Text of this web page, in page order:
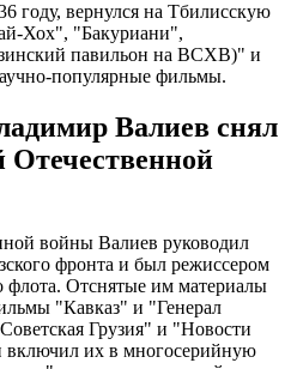
году, вернулся на Тбилисскую
Хох", "Бакуриани",
павильон на ВСХВ)" и
популярные фильмы.
Валиев снял
Отечественной
войны Валиев руководил
фронта и был режиссером
Отснятые им материалы
"Кавказ" и "Генерал
Грузия" и "Новости
включил их в многосерийную